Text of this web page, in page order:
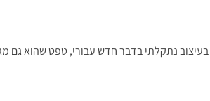
בעיצוב נתקלתי בדבר חדש עבורי, טפט שהוא גם